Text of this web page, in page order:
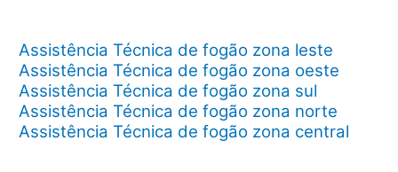
Assistência Técnica de fogão zona leste
Assistência Técnica de fogão zona oeste
Assistência Técnica de fogão zona sul
Assistência Técnica de fogão zona norte
Assistência Técnica de fogão zona central